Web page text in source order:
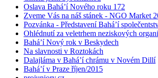
Oslava Bahá’í Nového roku 172
Zveme Vás na náš stánek - NGO Market
Pozvánka - Představení Bahá’í
Ohlédnutí za veletrhem neziskových
Bahá’í Nový rok v Beskydech
Na slavnosti v Roztokách
Dalajláma v Bahá’í chrámu v Novém Dillí
Bahá’í v Praze říjen/2015